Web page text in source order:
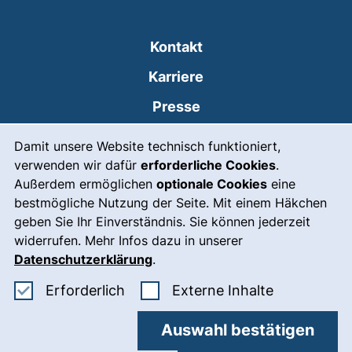
Damit unsere Website technisch funktioniert,
verwenden wir dafür erforderliche Cookies.
Außerdem ermöglichen optionale Cookies eine
bestmögliche Nutzung der Seite. Mit einem Häkchen
geben Sie Ihr Einverständnis. Sie können jederzeit
widerrufen. Mehr Infos dazu in unserer
Datenschutzerklärung.
Erforderlich Erforderliche Cookies akzeptieren
Externe Inhalte: Externe
Auswahl bestätigen
Kontakt
Karriere
Presse
Leichte Sprache
Gebärdensprache
Notfall(externer Link, öffnet
Impressum
Barrierefreiheit
Datenschutz